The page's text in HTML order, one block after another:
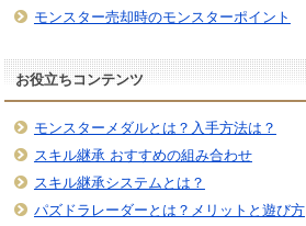
モンスター売却時のモンスターポイント
お役立ちコンテンツ
モンスターメダルとは？入手方法は？
スキル継承 おすすめの組み合わせ
スキル継承システムとは？
パズドラレーダーとは？メリットと遊び方